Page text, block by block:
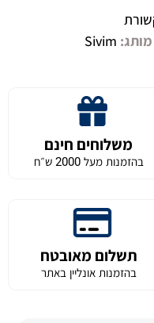
מותג: Sivim
משלוחים חינם
בהזמנות מעל 2000 ש״ח
תשלום מאובטח
בהזמנות אונליין באתר